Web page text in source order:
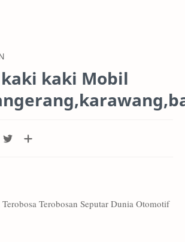
PROJEK
SYSTEM
kaki Mobil
Terobosan Seputar Dunia Otomotif